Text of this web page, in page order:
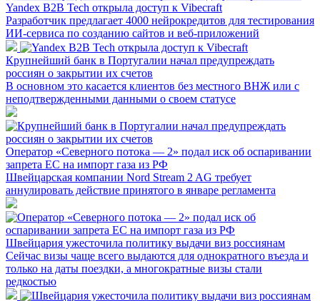
Yandex B2B Tech открыла доступ к Vibecraft
Разработчик предлагает 4000 нейрокредитов для тестирования
ИИ-сервиса по созданию сайтов и веб-приложений
Крупнейший банк в Португалии начал предупреждать
россиян о закрытии их счетов
В основном это касается клиентов без местного ВНЖ или с
неподтвержденными данными о своем статусе
Оператор «Северного потока — 2» подал иск об оспаривании
запрета ЕС на импорт газа из РФ
Швейцарская компании Nord Stream 2 AG требует
аннулировать действие принятого в январе регламента
Швейцария ужесточила политику выдачи виз россиянам
Сейчас визы чаще всего выдаются для однократного въезда и
только на даты поездки, а многократные визы стали
редкостью